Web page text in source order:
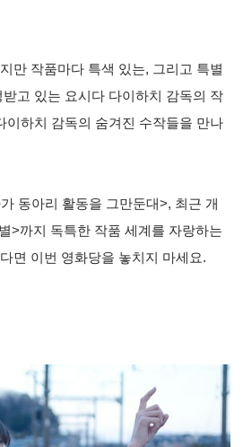
만 작품마다 특색 있는, 그리고 특별
고 있는 요시다 다이하치 감독의 작
이하치 감독의 숨겨진 수작들을 만나
동아리 활동을 그만둔대>, 최근 개
>까지 독특한 작품 세계를 자랑하는
면 이번 영화당을 놓치지 마세요.